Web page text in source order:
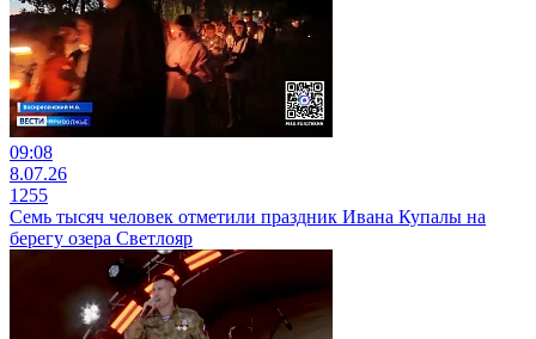
09:08
8.07.26
1255
Семь тысяч человек отметили праздник Ивана Купалы на
берегу озера Светлояр